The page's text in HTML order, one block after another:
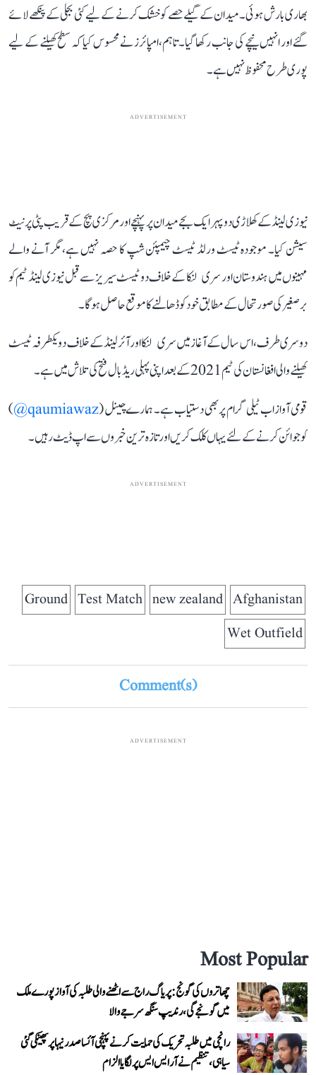
بھاری بارش ہوئی۔ میدان کے گیلے حصے کو خشک کرنے کے لیے کئی بجلی کے پنکھے لائے
گئے اور انہیں نیچے کی جانب رکھا گیا۔ تاہم، امپائرز نے محسوس کیا کہ سطح کھیلنے کے لیے
پوری طرح محفوظ نہیں ہے۔
ADVERTISEMENT
نیوزی لینڈ کے کھلاڑی دوپہر ایک بجے میدان پر پہنچے اور مرکزی پچ کے قریب پٹی پر نیٹ
سیشن کیا۔ موجودہ ٹیسٹ ورلڈ ٹیسٹ چیمپئن شپ کا حصہ نہیں ہے، مگر آنے والے
مہینوں میں ہندوستان اور سری لنکا کے خلاف دو ٹیسٹ سیریز سے قبل نیوزی لینڈ ٹیم کو
برصغیر کی صورتحال کے مطابق خود کو ڈھالنے کا موقع حاصل ہوگا۔
دوسری طرف، اس سال کے آغاز میں سری لنکا اور آئرلینڈ کے خلاف دو یکطرفہ ٹیسٹ
کھیلنے والی افغانستان کی ٹیم 2021 کے بعد اپنی پہلی ریڈ بال فتح کی تلاش میں ہے۔
قومی آواز اب ٹیلی گرام پر بھی دستیاب ہے۔ ہمارے چینل (qaumiawaz@
)
کو جوائن کرنے کے لئے یہاں کلک کریں اور تازہ ترین خبروں سے اپ ڈیٹ رہیں۔
ADVERTISEMENT
Afghanistan
new zealand
Test Match
Ground
Wet Outfield
Comment(s)
ADVERTISEMENT
Most Popular
چھاتروں کی گونج: پریاگ راج سے اٹھنے والی طلبہ کی آواز پورے ملک
میں گونجے گی، رندیپ سنگھ سرجے والا
رانچی میں طلبہ تحریک کی حمایت کرنے پہنچی آئسا صدر نیہا پر پھینکی گئی
سیاہی، تنظیم نے آر ایس ایس پر لگایا الزام